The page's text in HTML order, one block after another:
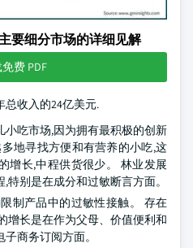
要细分市场的详细见解
费 PDF
总收入的24亿美元.
小吃市场,因为拥有最积极的创新
地寻找方便和有营养的小吃,这
增长,中程供货很少。 林业发展
特别是在成分和过敏断言方面。
制产品中的过敏性接触。 存在
增长是在作为父母、价值便利和
商务订阅方面。